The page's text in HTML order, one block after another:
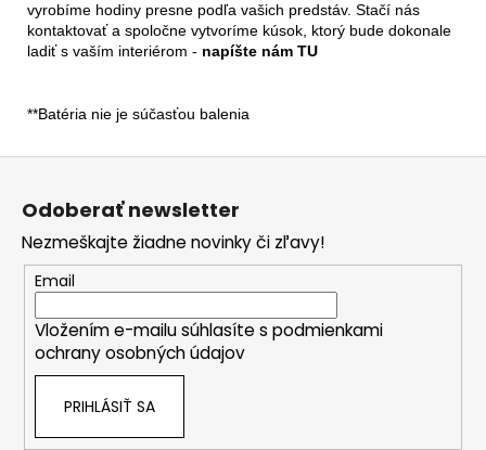
vyrobíme hodiny presne podľa vašich predstáv. Stačí nás
kontaktovať a spoločne vytvoríme kúsok, ktorý bude dokonale
ladiť s vaším interiérom - napíšte nám TU
**Batéria nie je súčasťou balenia
Z
Odoberať newsletter
Nezmeškajte žiadne novinky či zľavy!
Email
Vložením e-mailu súhlasíte s podmienkami
ochrany osobných údajov
PRIHLÁSIŤ SA